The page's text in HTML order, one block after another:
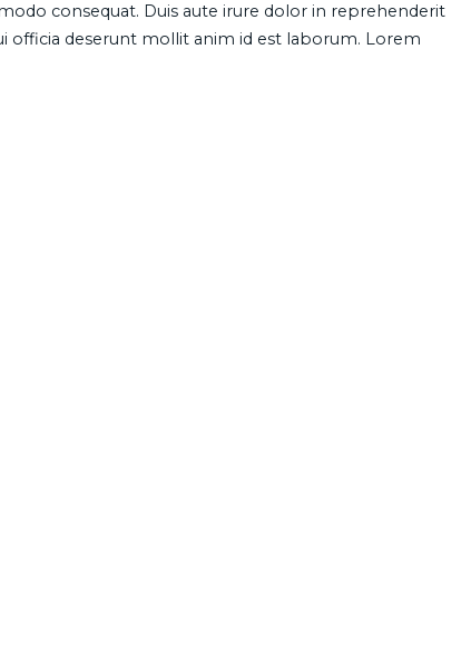
consequat. Duis aute irure dolor in reprehenderit
officia deserunt mollit anim id est laborum. Lorem